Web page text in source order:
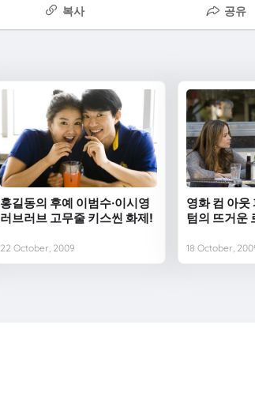
복사 공유
홍길동의 후예 이범수·이시영
러브러브 고무줄 키스씬 화제!
22 October, 2009
영화 컴 아웃
텀의 뜨거운
18 October,